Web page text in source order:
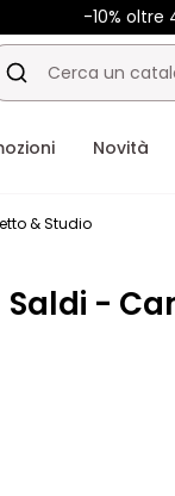
-10%
Novità
& Studio
Saldi -